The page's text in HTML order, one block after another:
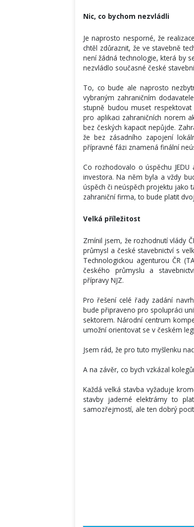
Nic, co bychom nezvládli
Je naprosto nesporné, že
chtěl zdůraznit, že ve stavebně
není žádná technologie, která by
nezvládlo současné české
To, co bude ale naprosto
vybraným zahraničním
stupně budou muset
pro aplikaci zahraničních norem
bez českých kapacit nepůjde.
že bez zásadního zapojení
přípravné fázi znamená finální
Co rozhodovalo o úspěchu
investora. Na něm byla a vždy
úspěch či neúspěch projektu jako
zahraniční firma, to bude platit
Velká příležitost
Zmínil jsem, že rozhodnutí vlády
průmysl a české stavebnictví s
Technologickou agenturou ČR
českého průmyslu a
přípravy NJZ.
Pro řešení celé řady zadání
bude připraveno pro spolupráci
sektorem. Národní centrum
umožní orientovat se v českém
Jsem rád, že pro tuto myšlenku
A na závěr, co bych vzkázal
Každá velká stavba vyžaduje
stavby jaderné elektrárny to
samozřejmostí, ale ten dobrý